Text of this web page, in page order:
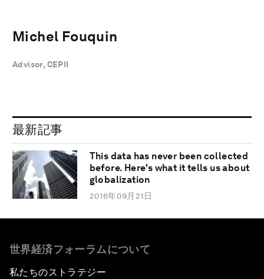
Michel Fouquin
Advisor, CEPII
最新記事
This data has never been collected
before. Here's what it tells us about
globalization
2016年09月21日
世界経済フォーラムについて
私たちのストラテジー